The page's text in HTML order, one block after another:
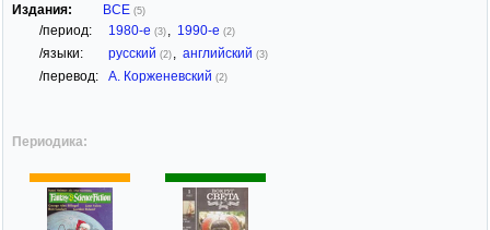
Издания: ВСЕ (5)
/период: 1980-е (3) 1990-е (2)
/языки: русский (2) английский (3)
/перевод: А. Корженевский (2)
Периодика: